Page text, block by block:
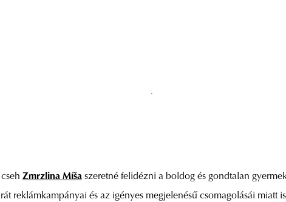
Zmrzlina Míša szeretné felidézni a boldog és gondtalan
reklámkampányai és az igényes megjelenésű csomagolásái miatt